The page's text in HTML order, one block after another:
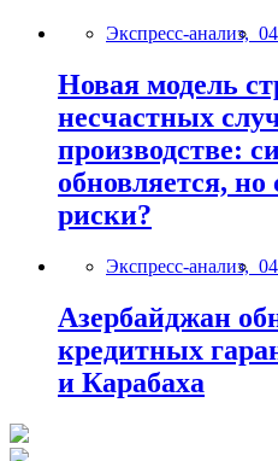
Экспресс-анализ,
Новая модель
несчастных
производстве:
обновляется, но
риски?
Экспресс-анализ,
Азербайджан
кредитных
и Карабаха